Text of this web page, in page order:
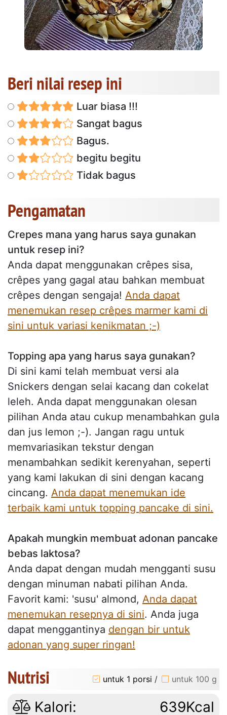
Beri nilai resep ini
Luar biasa !!!
Sangat bagus
Bagus.
begitu begitu
Tidak bagus
Pengamatan
Crepes mana yang harus saya gunakan
untuk resep ini?
Anda dapat menggunakan crêpes sisa,
crêpes yang gagal atau bahkan membuat
crêpes dengan sengaja! Anda dapat
menemukan resep crêpes marmer kami di
sini untuk variasi kenikmatan ;-)
Topping apa yang harus saya gunakan?
Di sini kami telah membuat versi ala
Snickers dengan selai kacang dan cokelat
leleh. Anda dapat menggunakan olesan
pilihan Anda atau cukup menambahkan gula
dan jus lemon ;-). Jangan ragu untuk
memvariasikan tekstur dengan
menambahkan sedikit kerenyahan, seperti
yang kami lakukan di sini dengan kacang
cincang. Anda dapat menemukan ide
terbaik kami untuk topping pancake di sini.
Apakah mungkin membuat adonan pancake
bebas laktosa?
Anda dapat dengan mudah mengganti susu
dengan minuman nabati pilihan Anda.
Favorit kami: 'susu' almond, Anda dapat
menemukan resepnya di sini. Anda juga
dapat menggantinya dengan bir untuk
adonan yang super ringan!
Nutrisi untuk 1 porsi / untuk 100 g
Kalori: 639Kcal